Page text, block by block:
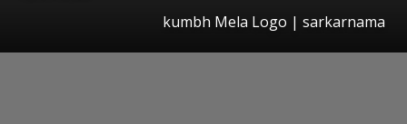
kumbh Mela Logo | sarkarnama